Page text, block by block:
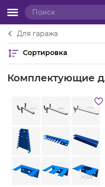
Для гаража
Сортировка
Комплектующие